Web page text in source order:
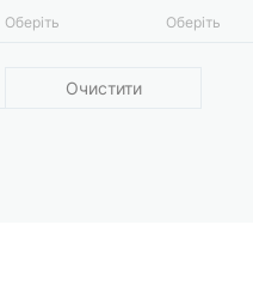
Оберіть Оберіть
Очистити